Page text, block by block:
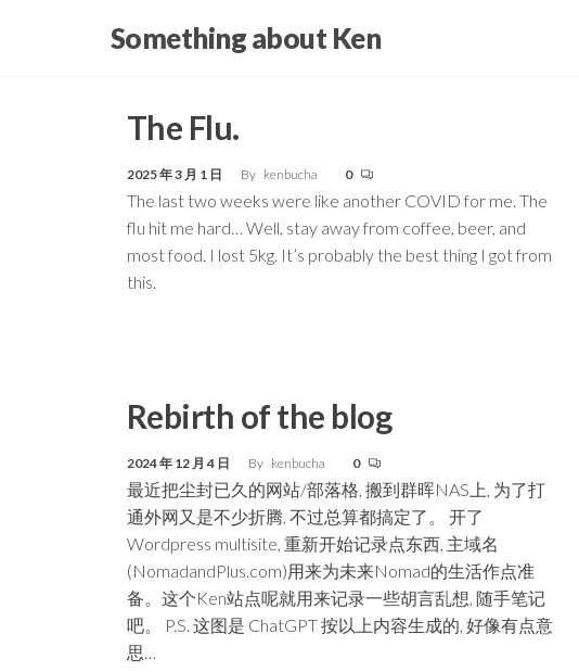
Something about Ken
The Flu.
2025 年 3 月 1 日 By kenbucha 0
The last two weeks were like another COVID for me. The
flu hit me hard… Well, stay away from coffee, beer, and
most food. I lost 5kg. It’s probably the best thing I got from
this.
Rebirth of the blog
2024 年 12 月 4 日 By kenbucha 0
最近把尘封已久的网站/部落格, 搬到群晖NAS上, 为了打
通外网又是不少折腾, 不过总算都搞定了。 开了
Wordpress multisite, 重新开始记录点东西, 主域名
(NomadandPlus.com)用来为未来Nomad的生活作点准
备。这个Ken站点呢就用来记录一些胡言乱想, 随手笔记
吧。 P.S. 这图是 ChatGPT 按以上内容生成的, 好像有点意
思…